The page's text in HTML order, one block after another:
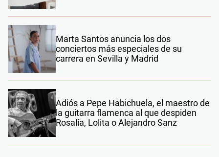
Marta Santos anuncia los dos
conciertos más especiales de su
carrera en Sevilla y Madrid
Adiós a Pepe Habichuela, el maestro de
la guitarra flamenca al que despiden
Rosalía, Lolita o Alejandro Sanz